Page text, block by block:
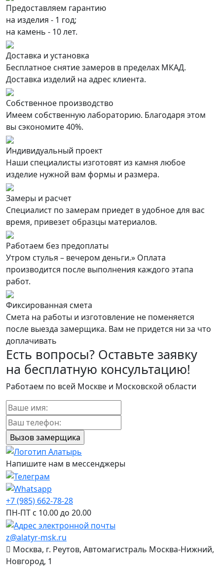
Предоставляем гарантию
на изделия - 1 год;
на камень - 10 лет.
Доставка и установка
Бесплатное снятие замеров в пределах МКАД.
Доставка изделий на адрес клиента.
Собственное производство
Имеем собственную лабораторию. Благодаря этом
вы сэкономите 40%.
Индивидуальный проект
Наши специалисты изготовят из камня любое
изделие нужной вам формы и размера.
Замеры и расчет
Специалист по замерам приедет в удобное для вас
время, привезет образцы материалов.
Работаем без предоплаты
Утром стулья – вечером деньги.» Оплата
производится после выполнения каждого этапа
работ.
Фиксированная смета
Смета на работы и изготовление не поменяется
после выезда замерщика. Вам не придется ни за что
доплачивать
Есть вопросы? Оставьте заявку
на бесплатную консультацию!
Работаем по всей Москве и Московской области
Напишите нам в мессенджеры
+7 (985) 662-78-28
ПН-ПТ с 10.00 до 20.00
z@alatyr-msk.ru
Москва, г. Реутов, Автомагистраль Москва-Нижний,
Новгород, 1